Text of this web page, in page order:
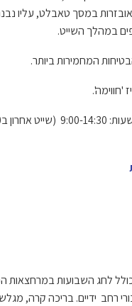
במסך טאבלט, עליו
במהלך השייט.
המחמירות ביותר.
'חווימה'.
לחג השבועות במרחצאות
רחב ידיים. בריכה קרה,